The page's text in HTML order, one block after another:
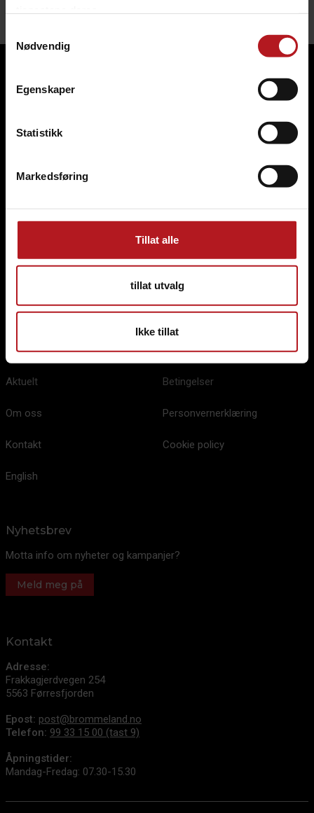
Nødvendig
Egenskaper
Statistikk
Markedsføring
Tillat alle
tillat utvalg
Ikke tillat
Hjem
Aktuelt
Om oss
Kontakt
English
Infosenter
Betingelser
Personvernerklæring
Cookie policy
Nyhetsbrev
Motta info om nyheter og kampanjer?
Meld meg på
Kontakt
Adresse:
Frakkagjerdvegen 254
5563 Førresfjorden
Epost: post@brommeland.no
Telefon: 99 33 15 00 (tast 9)
Åpningstider:
Mandag-Fredag: 07.30-15.30